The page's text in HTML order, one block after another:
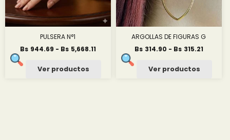
PULSERA N°1
Bs 944.69 - Bs 5,668.11Rango
precios:
Ver productos
ARGOLLAS DE FIGURAS G
Bs 314.90 - Bs 315.21Rango
Ver productos